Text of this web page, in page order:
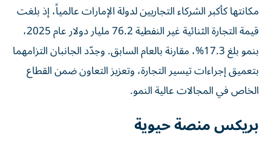
مكانتها كأكبر الشركاء التجاريين لدولة الإمارات عالمياً، إذ بلغت
قيمة التجارة الثنائية غير النفطية 76.2 مليار دولار عام 2025،
بنمو بلغ 17.3%، مقارنة بالعام السابق. وجدّد الجانبان التزامهما
بتعميق إجراءات تيسير التجارة، وتعزيز التعاون ضمن القطاع
الخاص في المجالات عالية النمو.
بريكس منصة حيوية